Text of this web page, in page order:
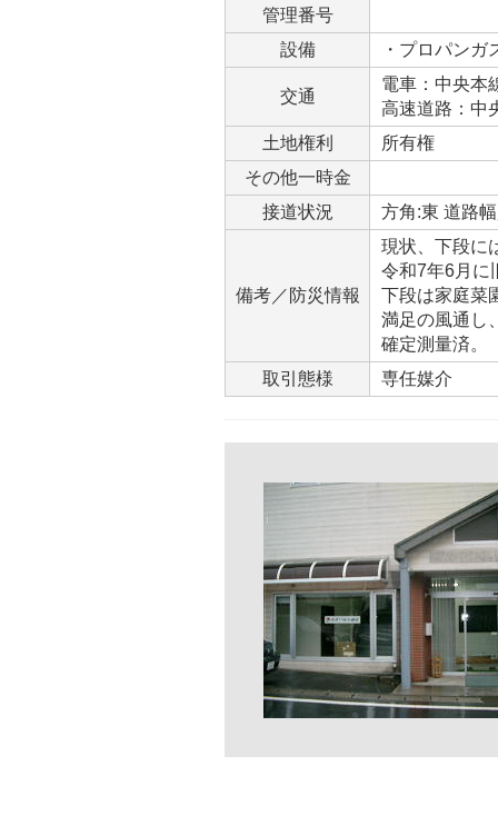
管理番号
設備
・プロパン
交通
電車：中央
高速道路：
土地権利
所有権
その他一時金
接道状況
方角:東 道路
備考／防災情報
現状、下段に
令和7年6月に
下段は家庭菜
満足の風通し
確定測量済。
取引態様
専任媒介